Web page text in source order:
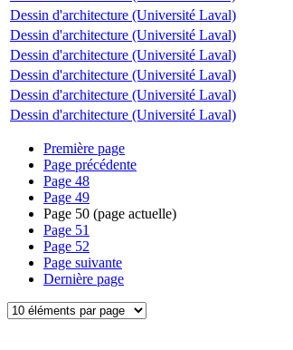
Dessin d'architecture (Université Laval)
Dessin d'architecture (Université Laval)
Dessin d'architecture (Université Laval)
Dessin d'architecture (Université Laval)
Dessin d'architecture (Université Laval)
Dessin d'architecture (Université Laval)
Première page
Page précédente
Page 48
Page 49
Page 50 (page actuelle)
Page 51
Page 52
Page suivante
Dernière page